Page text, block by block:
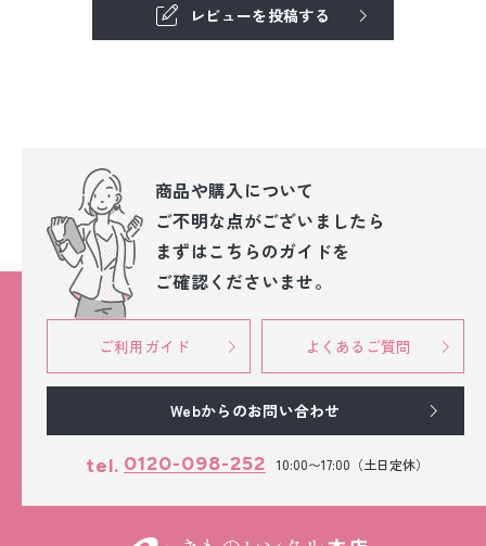
レビューを投稿する
商品や購入について
ご不明な点がございましたら
まずはこちらのガイドを
ご確認くださいませ。
ご利用ガイド よくあるご質問
Webからのお問い合わせ
tel. 0120-098-252 10:00〜17:00（土日定休）